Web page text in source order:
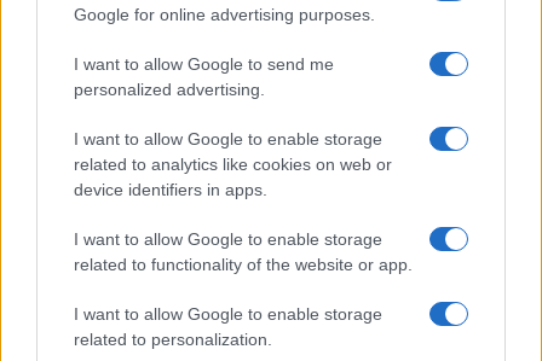
Google for online advertising purposes.
I want to allow Google to send me
personalized advertising.
I want to allow Google to enable storage
related to analytics like cookies on web or
device identifiers in apps.
I want to allow Google to enable storage
related to functionality of the website or app.
I want to allow Google to enable storage
related to personalization.
IL PIÙ LETTO DEL MESE